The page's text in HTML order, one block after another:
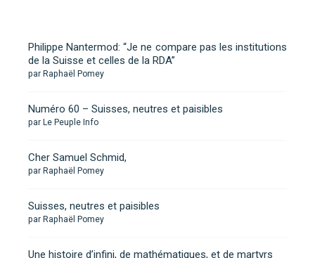
Philippe Nantermod: “Je ne compare pas les institutions
de la Suisse et celles de la RDA”
par Raphaël Pomey
Numéro 60 – Suisses, neutres et paisibles
par Le Peuple Info
Cher Samuel Schmid,
par Raphaël Pomey
Suisses, neutres et paisibles
par Raphaël Pomey
Une histoire d’infini, de mathématiques, et de martyrs